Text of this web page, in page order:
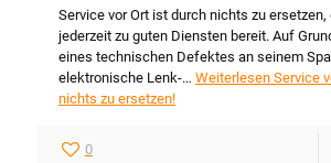
Service vor Ort ist durch nichts zu
jederzeit zu guten Diensten bereit. Auf
eines technischen Defektes an seinem
elektronische Lenk-… Weiterlesen Service
nichts zu ersetzen!
0